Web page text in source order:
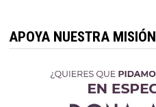
APOYA NUESTRA MISIÓN